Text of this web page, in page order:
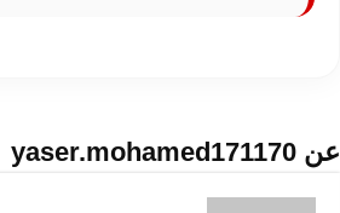
عن yaser.mohamed171170